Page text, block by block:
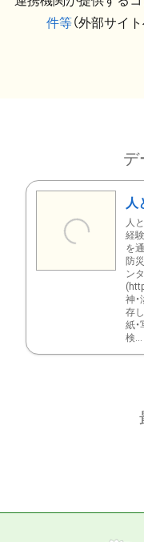
件等（外部サイ
デ
人
人
経
を
防
ン
神
存
紙・
検...